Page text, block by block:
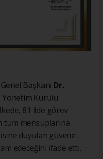
Başkanı Dr.
Yönetim Kurulu
81 ilde görev
tüm mensuplarına
duyulan güvene
edeceğini ifade etti.